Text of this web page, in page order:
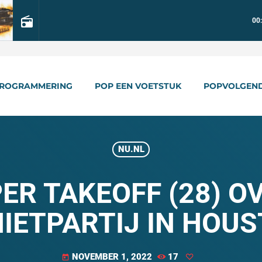
radio
POP EEN VOETSTUK
NU.NL
TAKEOFF (28)
IN
today NOVEMBER 1, 2022 17